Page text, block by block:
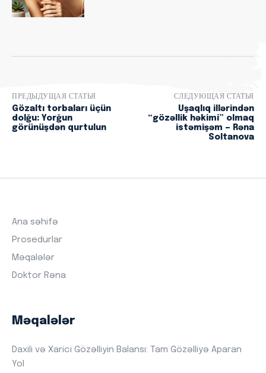
ПРЕДЫДУЩАЯ СТАТЬЯ
Gözaltı torbaları üçün
dolğu: Yorğun
görünüşdən qurtulun
СЛЕДУЮЩАЯ СТАТЬЯ
Uşaqlıq illərindən
“gözəllik həkimi” olmaq
istəmişəm — Rəna
Soltanova
Ana səhifə
Prosedurlar
Məqalələr
Doktor Rəna
Məqalələr
Daxili və Xarici Gözəlliyin Balansı: Tam Gözəlliyə Aparan
Yol